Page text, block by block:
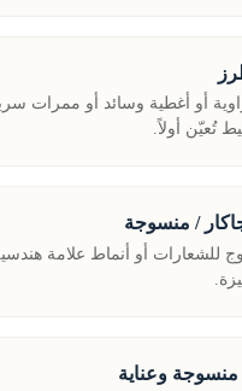
أو أغطية وسائد أو ممرات
تُعيّن أولاً.
/ منسوجة
للشعارات أو أنماط علامة
وعناية